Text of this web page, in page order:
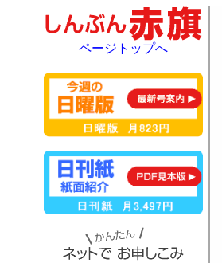
ページトップへ